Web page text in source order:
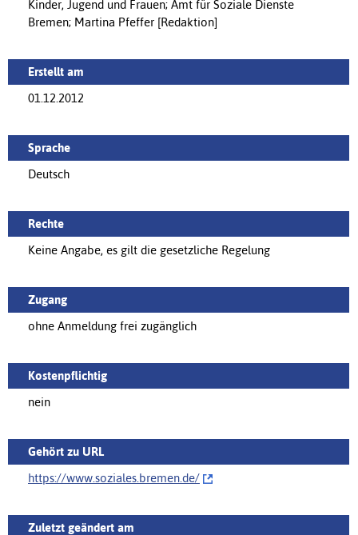
Kinder, Jugend und Frauen; Amt für Soziale Dienste
Bremen; Martina Pfeffer [Redaktion]
Erstellt am
01.12.2012
Sprache
Deutsch
Rechte
Keine Angabe, es gilt die gesetzliche Regelung
Zugang
ohne Anmeldung frei zugänglich
Kostenpflichtig
nein
Gehört zu URL
https://www.soziales.bremen.de/‌
Zuletzt geändert am